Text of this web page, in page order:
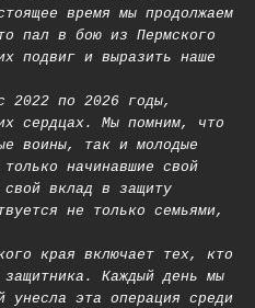
время мы продолжаем
пал в бою из Пермского
подвиг и выразить наше
2022 по 2026 годы,
сердцах. Мы помним, что
воины, так и молодые
начинавшие свой
вклад в защиту
не только семьями,
края включает тех, кто
Каждый день мы
унесла эта операция среди